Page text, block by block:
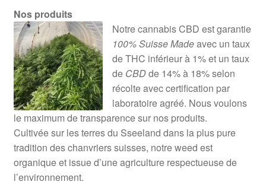
Nos produits
Notre cannabis CBD est garantie
100% Suisse Madeavec un taux
de THC inférieur à 1% et un taux
deCBDde 14% à 18% selon
récolte avec certification par
laboratoire agréé. Nous voulons
le maximum de transparence sur nos produits.
Cultivée sur les terres du Sseeland dans la plus pure
tradition des chanvriers suisses, notre weed est
organique et issue d’une agriculture respectueuse de
l’environnement.